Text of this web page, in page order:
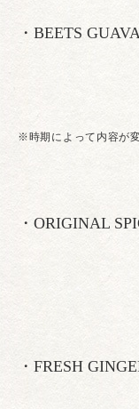
・BEETS
※時期によって内容が
・ORIGINAL
・FRESH